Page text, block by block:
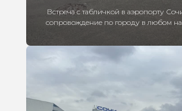
Встреча с табличкой в аэропорту
сопровождение по городу в любом